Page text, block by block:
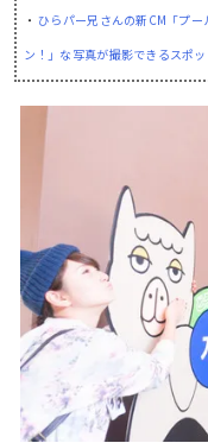
・ひらパー兄さんの新CM「プ
ン！」な写真が撮影できるスポ